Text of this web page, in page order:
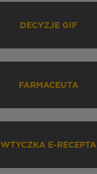
DECYZJE GIF
FARMACEUTA
WTYCZKA E-RECEPTA